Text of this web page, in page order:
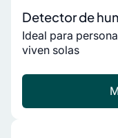
Detector de
Ideal para
viven solas